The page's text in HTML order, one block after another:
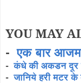
YOU MAY
-एक बार
-कंधे की अकडन दूर
-जानिये हरी मटर के